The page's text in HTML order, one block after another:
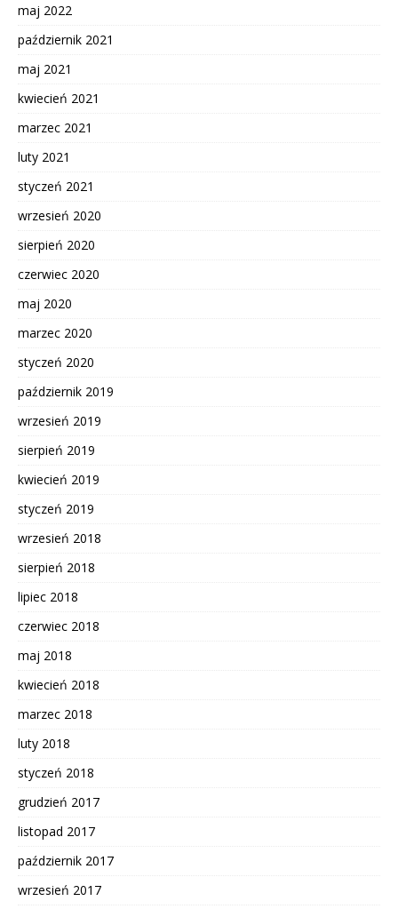
maj 2022
październik 2021
maj 2021
kwiecień 2021
marzec 2021
luty 2021
styczeń 2021
wrzesień 2020
sierpień 2020
czerwiec 2020
maj 2020
marzec 2020
styczeń 2020
październik 2019
wrzesień 2019
sierpień 2019
kwiecień 2019
styczeń 2019
wrzesień 2018
sierpień 2018
lipiec 2018
czerwiec 2018
maj 2018
kwiecień 2018
marzec 2018
luty 2018
styczeń 2018
grudzień 2017
listopad 2017
październik 2017
wrzesień 2017